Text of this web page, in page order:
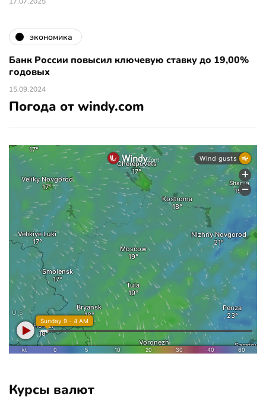
экономика
Банк России повысил ключевую ставку до 19,00%
годовых
15.09.2024
Погода от windy.com
Курсы валют